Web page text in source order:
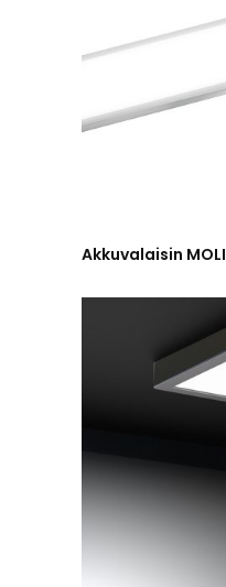
Akkuvalaisin MOLI